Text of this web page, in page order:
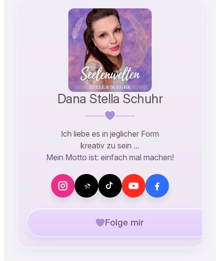
Dana Stella Schuhr
Ich liebe es in jeglicher Form
kreativ zu sein …
Mein Motto ist: einfach mal machen!
Folge mir